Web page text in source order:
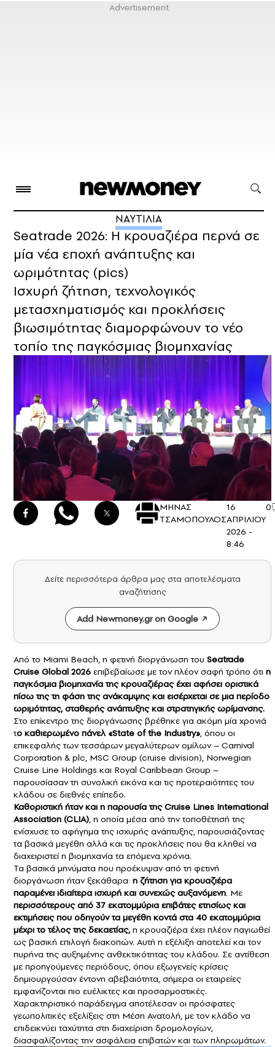
ΝΑΥΤΙΛΙΑ
Seatrade 2026: Η κρουαζιέρα περνά σε
μία νέα εποχή ανάπτυξης και
ωριμότητας (pics)
Ισχυρή ζήτηση, τεχνολογικός
μετασχηματισμός και προκλήσεις
βιωσιμότητας διαμορφώνουν το νέο
τοπίο της παγκόσμιας βιομηχανίας
ΜΗΝΑΣ
ΤΣΑΜΟΠΟΥΛΟΣ
16
ΑΠΡΙΛΙΟΥ
2026 -
8:46
0
Δείτε περισσότερα άρθρα μας στα αποτελέσματα
αναζήτησης
Add Newmoney.gr on Google
Από τo Miami Beach, η φετινή διοργάνωση του Seatrade
Cruise Global 2026 επιβεβαίωσε με τον πλέον σαφή τρόπο ότι η
παγκόσμια βιομηχανία της κρουαζιέρας έχει αφήσει οριστικά
πίσω της τη φάση της ανάκαμψης και εισέρχεται σε μια περίοδο
ωριμότητας, σταθερής ανάπτυξης και στρατηγικής ωρίμανσης.
Στο επίκεντρο της διοργάνωσης βρέθηκε για ακόμη μία χρονιά
το καθιερωμένο πάνελ «State of the Industry», όπου οι
επικεφαλής των τεσσάρων μεγαλύτερων ομίλων – Carnival
Corporation & plc, MSC Group (cruise division), Norwegian
Cruise Line Holdings και Royal Caribbean Group –
παρουσίασαν τη συνολική εικόνα και τις προτεραιότητες του
κλάδου σε διεθνές επίπεδο.
Καθοριστική ήταν και η παρουσία της Cruise Lines International
Association (CLIA), η οποία μέσα από την τοποθέτησή της
ενίσχυσε το αφήγημα της ισχυρής ανάπτυξης, παρουσιάζοντας
τα βασικά μεγέθη αλλά και τις προκλήσεις που θα κληθεί να
διαχειριστεί η βιομηχανία τα επόμενα χρόνια.
Τα βασικά μηνύματα που προέκυψαν από τη φετινή
διοργάνωση ήταν ξεκάθαρα: η ζήτηση για κρουαζιέρα
παραμένει ιδιαίτερα ισχυρή και συνεχώς αυξανόμενη. Με
περισσότερους από 37 εκατομμύρια επιβάτες ετησίως και
εκτιμήσεις που οδηγούν τα μεγέθη κοντά στα 40 εκατομμύρια
μέχρι το τέλος της δεκαετίας,η κρουαζιέρα έχει πλέον παγιωθεί
ως βασική επιλογή διακοπών. Αυτή η εξέλιξη αποτελεί και τον
πυρήνα της αυξημένης ανθεκτικότητας του κλάδου. Σε αντίθεση
με προηγούμενες περιόδους, όπου εξωγενείς κρίσεις
δημιουργούσαν έντονη αβεβαιότητα, σήμερα οι εταιρείες
εμφανίζονται πιο ευέλικτες και προσαρμοστικές.
Χαρακτηριστικό παράδειγμα αποτέλεσαν οι πρόσφατες
γεωπολιτικές εξελίξεις στη Μέση Ανατολή, με τον κλάδο να
επιδεικνύει ταχύτητα στη διαχείριση δρομολογίων,
διασφαλίζοντας την ασφάλεια επιβατών και των πληρωμάτων.